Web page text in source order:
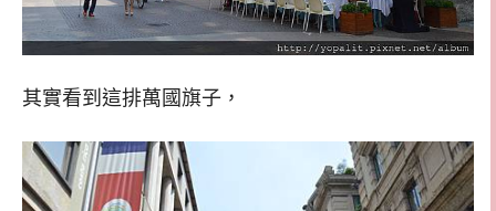
其實看到這排萬國旗子，